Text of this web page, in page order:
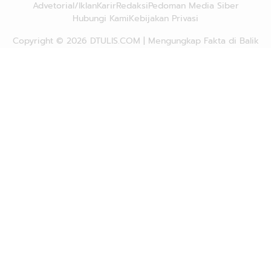
Advetorial/IklanKarirRedaksiPedoman Media Siber
Hubungi KamiKebijakan Privasi
Copyright © 2026 DTULIS.COM | Mengungkap Fakta di Balik